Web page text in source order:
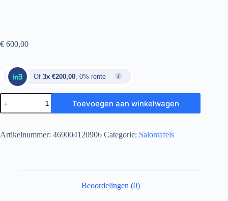
€ 600,00
Of 3x €200,00, 0% rente
Toevoegen aan winkelwagen
Artikelnummer: 469004120906 Categorie: Salontafels
Beoordelingen (0)